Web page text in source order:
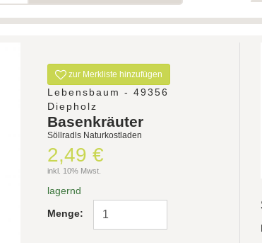
zur Merkliste hinzufügen
Lebensbaum - 49356
Diepholz
Basenkräuter
Söllradls Naturkostladen
2,49 €
inkl. 10% Mwst.
lagernd
Menge: